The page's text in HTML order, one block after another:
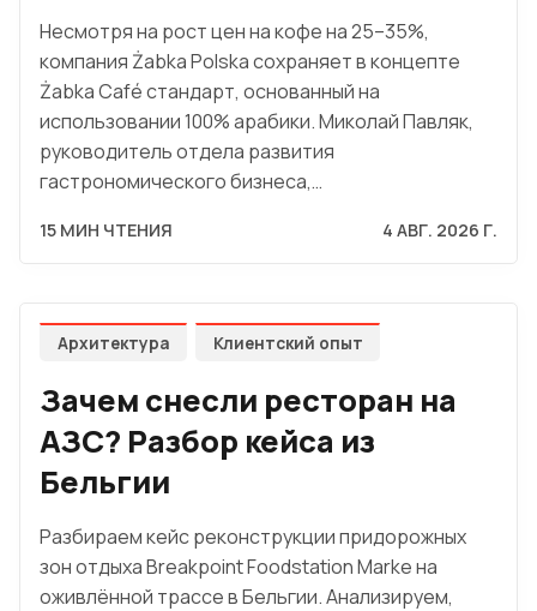
Несмотря на рост цен на кофе на 25–35%,
компания Żabka Polska сохраняет в концепте
Żabka Café стандарт, основанный на
использовании 100% арабики. Миколай Павляк,
руководитель отдела развития
гастрономического бизнеса,…
15 МИН ЧТЕНИЯ 4 АВГ. 2026 Г.
Архитектура Клиентский опыт
Зачем снесли ресторан на
АЗС? Разбор кейса из
Бельгии
Разбираем кейс реконструкции придорожных
зон отдыха Breakpoint Foodstation Marke на
оживлённой трассе в Бельгии. Анализируем,